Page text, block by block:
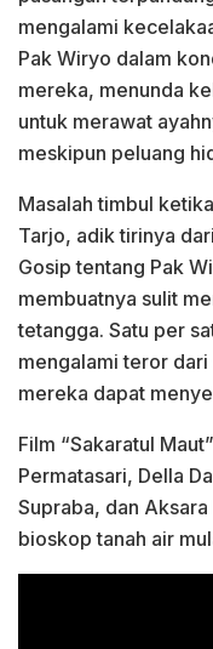
mengalami
Pak Wiryo dalam
mereka, menunda
untuk merawat
meskipun peluang
Masalah timbul
Tarjo, adik tirinya
Gosip tentang Pak
membuatnya sulit
tetangga. Satu per
mengalami teror
mereka dapat
Film “Sakaratul
Permatasari, Della
Supraba, dan
bioskop tanah air